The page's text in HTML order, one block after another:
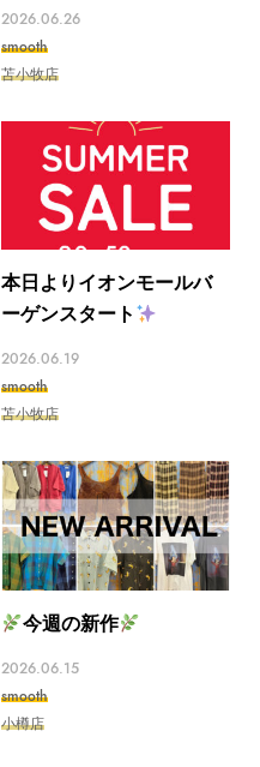
2026.06.26
smooth
苫小牧店
本日よりイオンモールバ
ーゲンスタート
2026.06.19
smooth
苫小牧店
今週の新作
2026.06.15
smooth
小樽店